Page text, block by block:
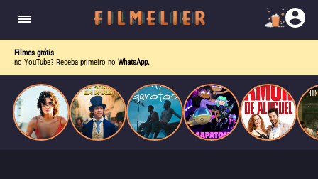
Filmes grátis
no YouTube? Receba primeiro no WhatsApp.
escrevia e a vida real começa a desaparecer.